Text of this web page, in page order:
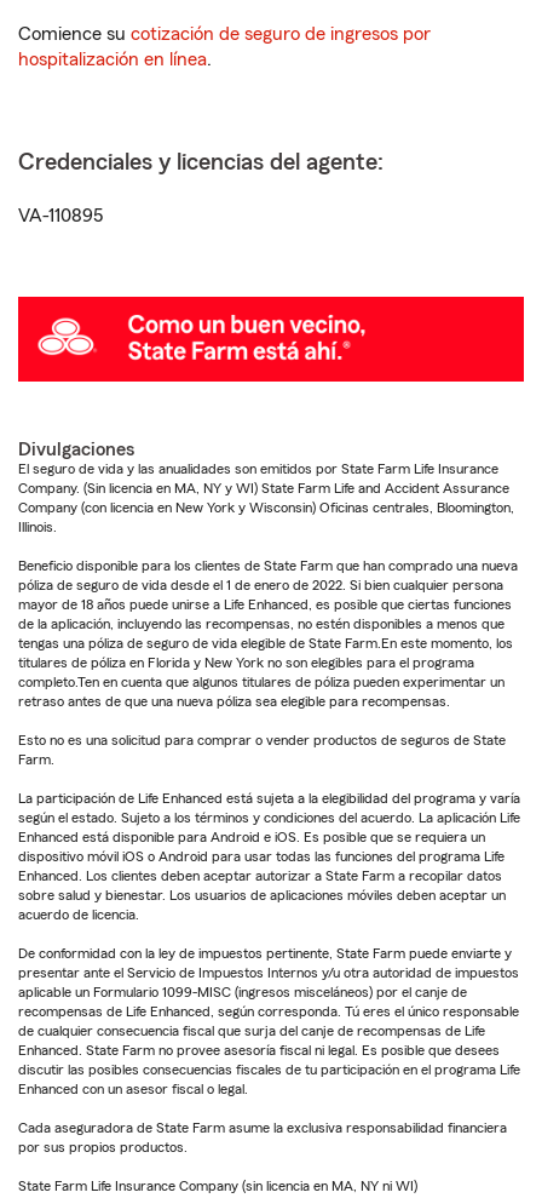
Comience su cotización de seguro de ingresos por
hospitalización en línea.
Credenciales y licencias del agente:
VA-110895
Divulgaciones
El seguro de vida y las anualidades son emitidos por State Farm Life Insurance
Company. (Sin licencia en MA, NY y WI) State Farm Life and Accident Assurance
Company (con licencia en New York y Wisconsin) Oficinas centrales, Bloomington,
Illinois.
Beneficio disponible para los clientes de State Farm que han comprado una nueva
póliza de seguro de vida desde el 1 de enero de 2022. Si bien cualquier persona
mayor de 18 años puede unirse a Life Enhanced, es posible que ciertas funciones
de la aplicación, incluyendo las recompensas, no estén disponibles a menos que
tengas una póliza de seguro de vida elegible de State Farm.En este momento, los
titulares de póliza en Florida y New York no son elegibles para el programa
completo.Ten en cuenta que algunos titulares de póliza pueden experimentar un
retraso antes de que una nueva póliza sea elegible para recompensas.
Esto no es una solicitud para comprar o vender productos de seguros de State
Farm.
La participación de Life Enhanced está sujeta a la elegibilidad del programa y varía
según el estado. Sujeto a los términos y condiciones del acuerdo. La aplicación Life
Enhanced está disponible para Android e iOS. Es posible que se requiera un
dispositivo móvil iOS o Android para usar todas las funciones del programa Life
Enhanced. Los clientes deben aceptar autorizar a State Farm a recopilar datos
sobre salud y bienestar. Los usuarios de aplicaciones móviles deben aceptar un
acuerdo de licencia.
De conformidad con la ley de impuestos pertinente, State Farm puede enviarte y
presentar ante el Servicio de Impuestos Internos y/u otra autoridad de impuestos
aplicable un Formulario 1099-MISC (ingresos misceláneos) por el canje de
recompensas de Life Enhanced, según corresponda. Tú eres el único responsable
de cualquier consecuencia fiscal que surja del canje de recompensas de Life
Enhanced. State Farm no provee asesoría fiscal ni legal. Es posible que desees
discutir las posibles consecuencias fiscales de tu participación en el programa Life
Enhanced con un asesor fiscal o legal.
Cada aseguradora de State Farm asume la exclusiva responsabilidad financiera
por sus propios productos.
State Farm Life Insurance Company (sin licencia en MA, NY ni WI)